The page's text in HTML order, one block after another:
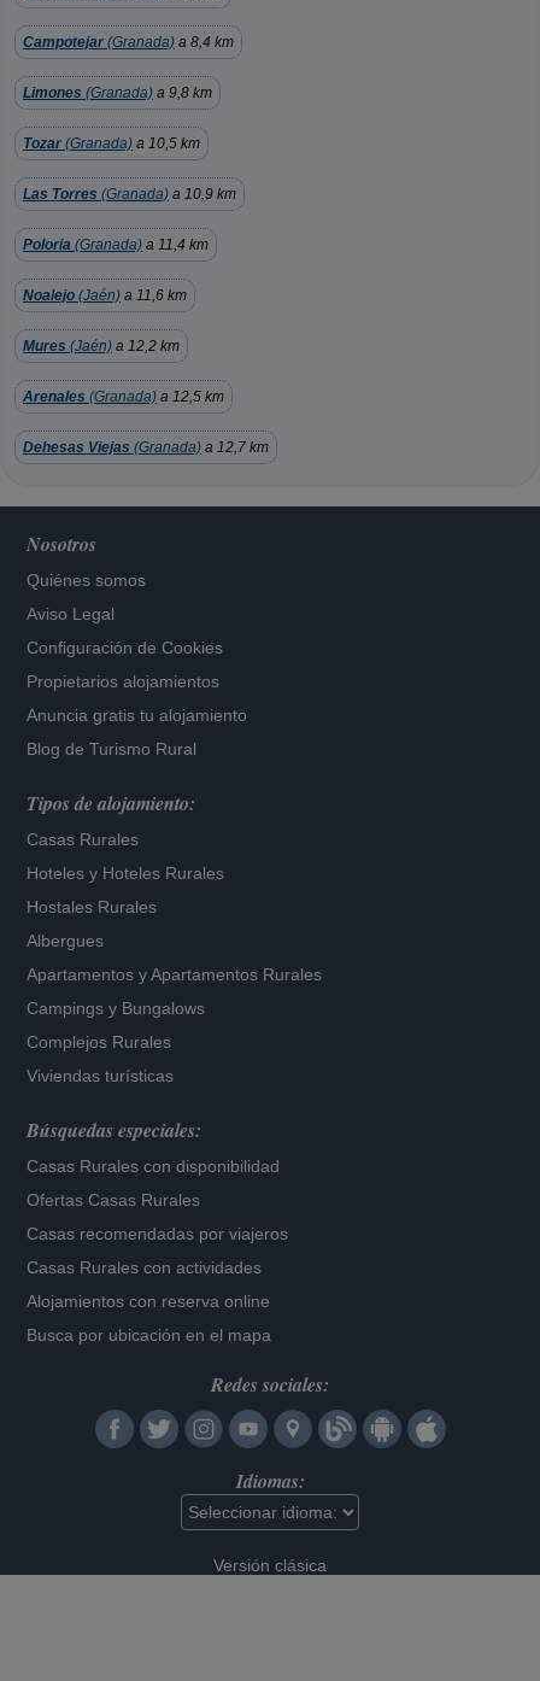
Campotejar (Granada) a 8,4 km
Limones (Granada) a 9,8 km
Tozar (Granada) a 10,5 km
Las Torres (Granada) a 10,9 km
Poloria (Granada) a 11,4 km
Noalejo (Jaén) a 11,6 km
Mures (Jaén) a 12,2 km
Arenales (Granada) a 12,5 km
Dehesas Viejas (Granada) a 12,7 km
Nosotros
Quiénes somos
Aviso Legal
Configuración de Cookies
Propietarios alojamientos
Anuncia gratis tu alojamiento
Blog de Turismo Rural
Tipos de alojamiento:
Casas Rurales
Hoteles y Hoteles Rurales
Hostales Rurales
Albergues
Apartamentos yApartamentos Rurales
Campings y Bungalows
Complejos Rurales
Viviendas turísticas
Búsquedas especiales:
Casas Rurales con disponibilidad
Ofertas Casas Rurales
Casas recomendadas por viajeros
Casas Rurales con actividades
Alojamientos con reserva online
Busca por ubicación en el mapa
Redes sociales:
Idiomas:
Versión clásica